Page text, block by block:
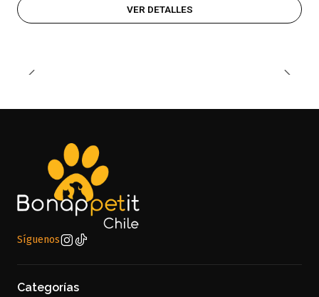
VER DETALLES
Síguenos
Categorías